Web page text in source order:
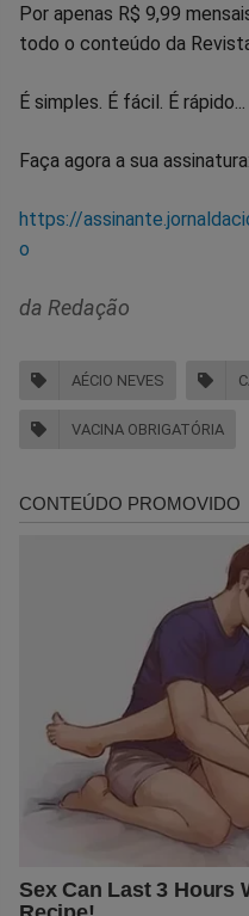
Por apenas R$ 9,99
todo o conteúdo da
É simples. É fácil. É
Faça agora a sua assinatura:
https://
o
da Redação
AÉCIO NEVES
VACINA OBRIGATÓRIA